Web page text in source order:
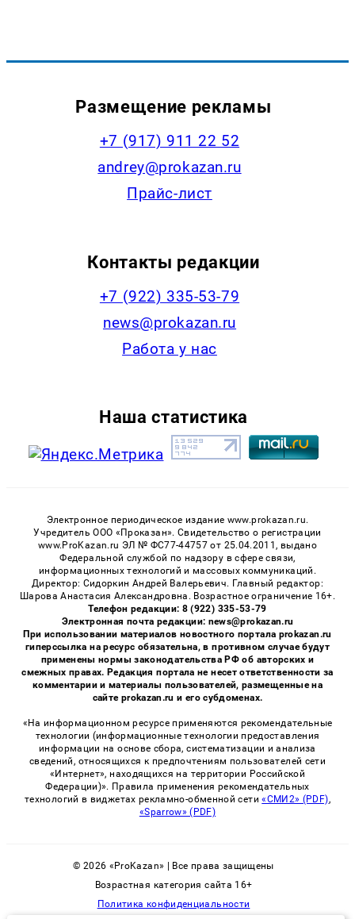
Размещение рекламы
+7 (917) 911 22 52
andrey@prokazan.ru
Прайс-лист
Контакты редакции
+7 (922) 335-53-79
news@prokazan.ru
Работа у нас
Наша статистика
Электронное периодическое издание www.prokazan.ru.
Учредитель ООО «Проказан». Cвидетельство о регистрации
www.ProKazan.ru ЭЛ № ФС77-44757 от 25.04.2011, выдано
Федеральной службой по надзору в сфере связи,
информационных технологий и массовых коммуникаций.
Директор: Сидоркин Андрей Валерьевич. Главный редактор:
Шарова Анастасия Александровна. Возрастное ограничение 16+.
Телефон редакции: 8 (922) 335-53-79
Электронная почта редакции: news@prokazan.ru
При использовании материалов новостного портала prokazan.ru
гиперссылка на ресурс обязательна, в противном случае будут
применены нормы законодательства РФ об авторских и
смежных правах. Редакция портала не несет ответственности за
комментарии и материалы пользователей, размещенные на
сайте prokazan.ru и его субдоменах.
«На информационном ресурсе применяются рекомендательные
технологии (информационные технологии предоставления
информации на основе сбора, систематизации и анализа
сведений, относящихся к предпочтениям пользователей сети
«Интернет», находящихся на территории Российской
Федерации)». Правила применения рекомендательных
технологий в виджетах рекламно-обменной сети«СМИ2» (PDF),
«Sparrow» (PDF)
© 2026 «ProKazan» | Все права защищены
Возрастная категория сайта 16+
Политика конфиденциальности